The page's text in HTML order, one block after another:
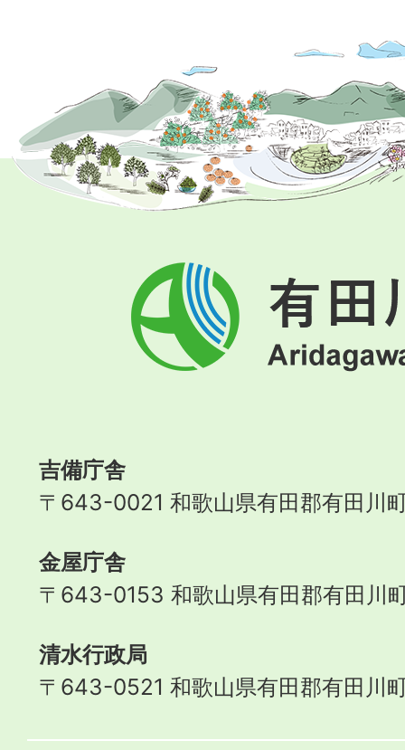
有
田
川
町
吉備庁舎
〒643-0021 和歌山県有田郡有田川
金屋庁舎
〒643-0153 和歌山県有田郡有田川
清水行政局
〒643-0521 和歌山県有田郡有田川